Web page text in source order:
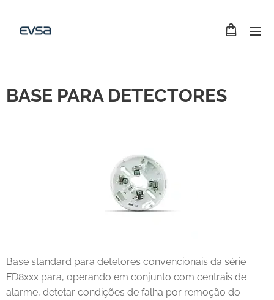
BASE PARA DETECTORES
Base standard para detetores convencionais da série
FD8xxx para, operando em conjunto com centrais de
alarme, detetar condições de falha por remoção do